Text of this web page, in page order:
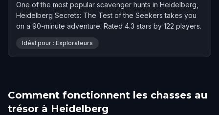
One of the most popular scavenger hunts in Heidelberg,
Heidelberg Secrets: The Test of the Seekers takes you
on a 90-minute adventure. Rated 4.3 stars by 122 players.
Idéal pour : Explorateurs
Comment fonctionnent les chasses au
trésor à Heidelberg